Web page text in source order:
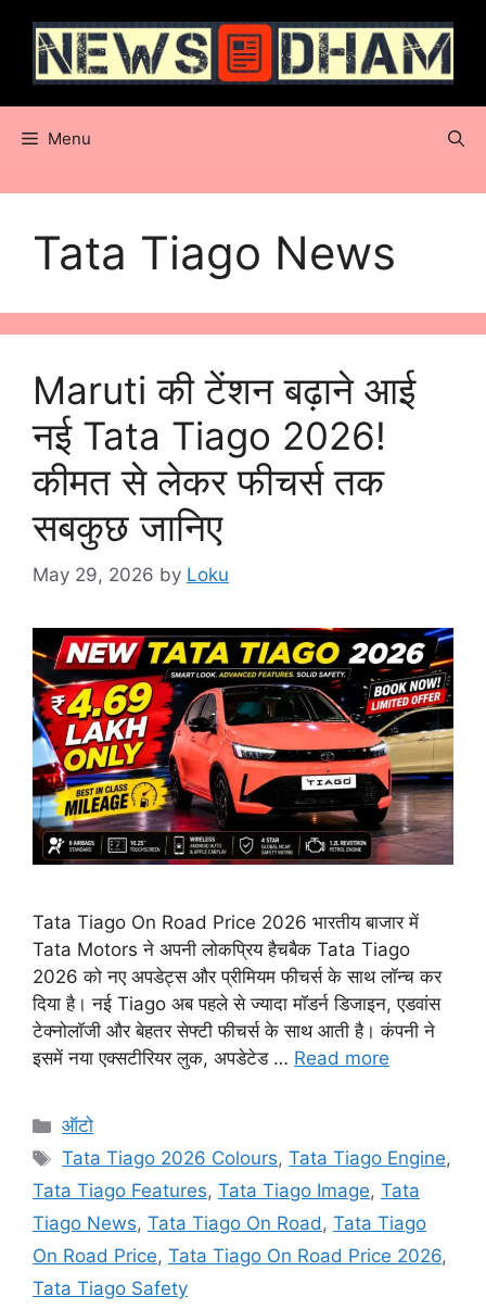
content
Menu
Tata Tiago News
Maruti की टेंशन बढ़ाने आई
नई Tata Tiago 2026!
कीमत से लेकर फीचर्स तक
सबकुछ जानिए
May 29, 2026 by Loku
Tata Tiago On Road Price 2026 भारतीय बाजार में
Tata Motors ने अपनी लोकप्रिय हैचबैक Tata Tiago
2026 को नए अपडेट्स और प्रीमियम फीचर्स के साथ लॉन्च कर
दिया है। नई Tiago अब पहले से ज्यादा मॉडर्न डिजाइन, एडवांस
टेक्नोलॉजी और बेहतर सेफ्टी फीचर्स के साथ आती है। कंपनी ने
इसमें नया एक्सटीरियर लुक, अपडेटेड … Read more
Categories
ऑटो
Tags
Tata Tiago 2026 Colours,Tata Tiago Engine,
Tata Tiago Features, Tata Tiago Image, Tata
Tiago News, Tata Tiago On Road, Tata Tiago
On Road Price, Tata Tiago On Road Price 2026,
Tata Tiago Safety